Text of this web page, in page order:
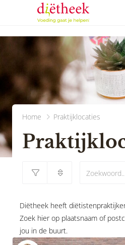
Home Praktijklocaties
Diëtheek heeft
Zoek hier op plaatsnaam of
jou in de buurt.